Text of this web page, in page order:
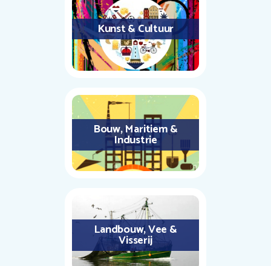
Kunst & Cultuur
Bouw, Maritiem &
Industrie
Landbouw, Vee &
Visserij